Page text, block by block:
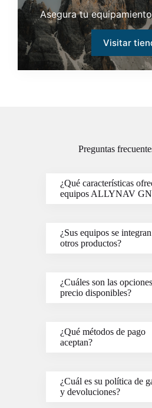
Asegura tu
Visitar
Preguntas
¿Qué características
equipos ALLYNAV
¿Sus equipos se
otros productos?
¿Cuáles son las
precio disponibles?
¿Qué métodos de pago
aceptan?
¿Cuál es su política de
y devoluciones?